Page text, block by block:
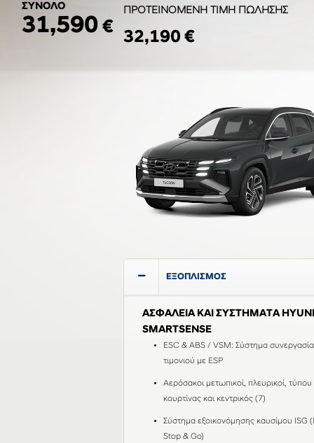
ΠΡΟΤΕΙΝΟΜΕΝΗ ΤΙΜΗ ΠΩΛΗΣΗΣ
32,190 €
ΕΞΟΠΛΙΣΜΟΣ
ΑΣΦΑΛΕΙΑ ΚΑΙ ΣΥΣΤΗΜΑΤΑ
SMARTSENSE
ESC & ABS / VSM: Σύστημα
τιμονιού με ESP
Αερόσακοι μετωπικοί, πλευρικοί, τύπου
κουρτίνας και κεντρικός (7)
Σύστημα εξοικονόμησης καυσίμου ISG
Stop & Go)
ΣΥΝΟΛΟ
31,590 €